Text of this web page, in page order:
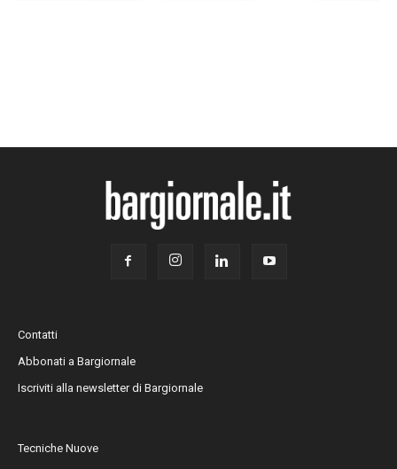
Contatti
Abbonati a Bargiornale
Iscriviti alla newsletter di Bargiornale
Tecniche Nuove